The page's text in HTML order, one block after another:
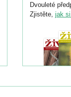
Dvouleté
Zjistěte, jak